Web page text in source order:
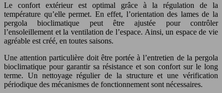
Le confort extérieur est optimal grâce à la régulation de la
température qu’elle permet. En effet, l’orientation des lames de la
pergola bioclimatique peut être ajustée pour contrôler
l’ensoleillement et la ventilation de l’espace. Ainsi, un espace de vie
agréable est créé, en toutes saisons.
Une attention particulière doit être portée à l’entretien de la pergola
bioclimatique pour garantir sa résistance et son confort sur le long
terme. Un nettoyage régulier de la structure et une vérification
périodique des mécanismes de fonctionnement sont nécessaires.